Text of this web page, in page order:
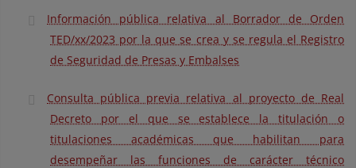
Información pública relativa al Borrador de Orden
TED/xx/2023 por la que se crea y se regula el Registro
de Seguridad de Presas y Embalses
Consulta pública previa relativa al proyecto de Real
Decreto por el que se establece la titulación o
titulaciones académicas que habilitan para
desempeñar las funciones de carácter técnico